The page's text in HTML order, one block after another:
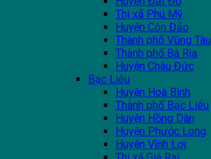
Thị xã Phú Mỹ
Huyện Côn Đảo
Thành phố Vũng Tàu
Thành phố Bà Rịa
Huyện Châu Đức
Bạc Liêu
Huyện Hoà Bình
Thành phố Bạc Liêu
Huyện Hồng Dân
Huyện Phước Long
Huyện Vĩnh Lợi